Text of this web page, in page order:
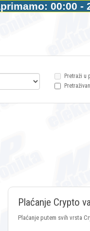
00:00 -
Pretraži u
Plaćanje Crypto
Plaćanje putem svih vrsta